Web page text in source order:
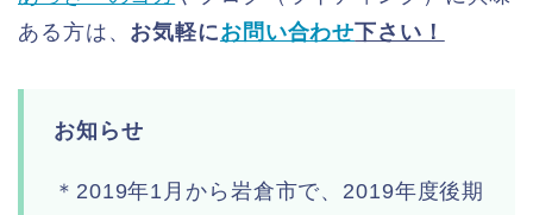
ある方は、 お気軽にお問い合わせ下さい！
お知らせ
＊2019年1月から岩倉市で、2019年度後期